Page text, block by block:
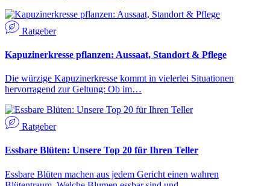
Ratgeber
Kapuzinerkresse pflanzen: Aussaat, Standort & Pflege
Die würzige Kapuzinerkresse kommt in vielerlei Situationen
hervorragend zur Geltung: Ob im…
Ratgeber
Essbare Blüten: Unsere Top 20 für Ihren Teller
Essbare Blüten machen aus jedem Gericht einen wahren